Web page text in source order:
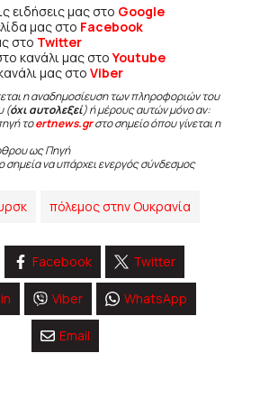
ειδήσεις μας στο Google
μας στο Facebook
στο Twitter
κανάλι μας στοYoutube
μας στο Viber
η αναδημοσίευση των πληροφοριών του
(όχι αυτολεξεί) ή μέρους αυτών μόνο αν:
τοertnews.grστο σημείο όπου γίνεται η
ως Πηγή
σημεία να υπάρχει ενεργός σύνδεσμος
πόλεμος στην Ουκρανία
Facebook Twitter
Viber WhatsApp
Email